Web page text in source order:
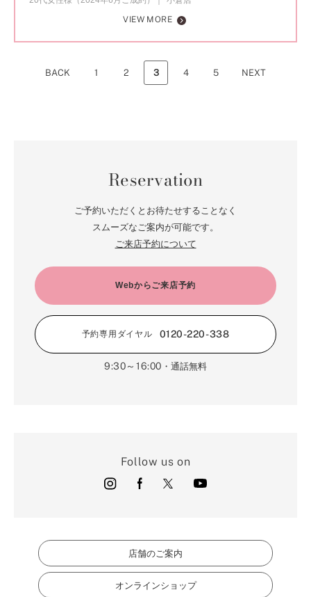
VIEW MORE
BACK 1 2 3 4 5 NEXT
Reservation
ご予約いただくとお待たせすることなく
スムーズなご案内が可能です。
ご来店予約について
Webからご来店予約
予約専用ダイヤル 0120-220-338
9:30～16:00 ・通話無料
Follow us on
店舗のご案内
オンラインショップ